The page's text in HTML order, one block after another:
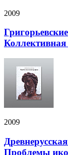
2009
2009
Проблемы